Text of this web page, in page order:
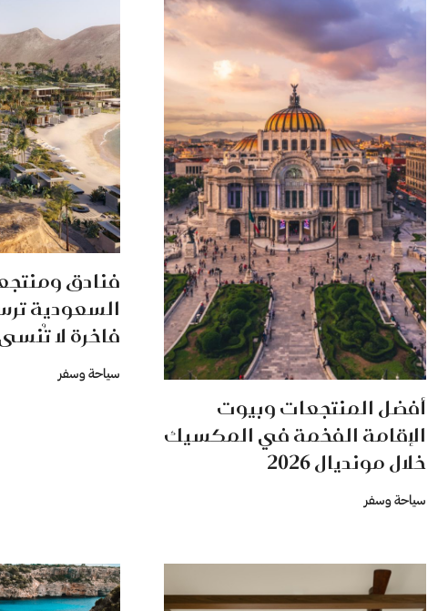
أفضل المنتجعات وبيوت
الإقامة الفخمة في المكسيك
خلال مونديال 2026
سياحة وسفر
فنادق
السعودية
فاخرة لا
سياحة وسفر